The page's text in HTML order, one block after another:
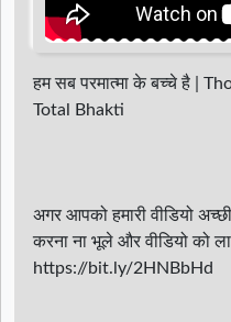
हम सब परमात्मा के बच्चे है |
Total Bhakti
अगर आपको हमारी वीडियो
करना ना भूले और वीडियो को
https://bit.ly/2HNBbHd